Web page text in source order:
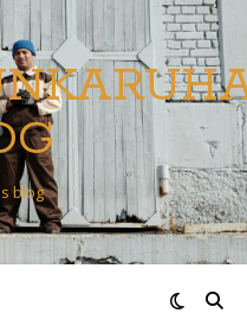
blog